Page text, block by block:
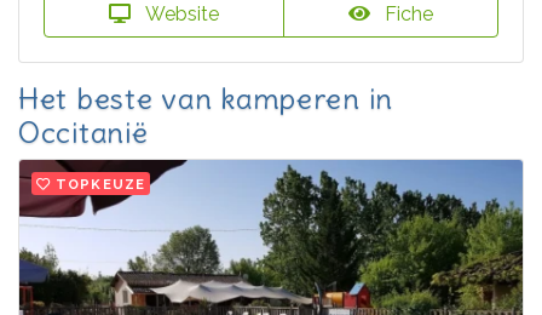
Website Fiche
Het beste van kamperen in
Occitanië
TOPKEUZE